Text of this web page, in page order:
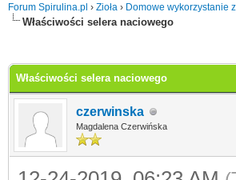
Forum Spirulina.pl › Zioła › Domowe wykorzystanie
Właściwości selera naciowego
Właściwości selera naciowego
czerwinska
Magdalena Czerwińska